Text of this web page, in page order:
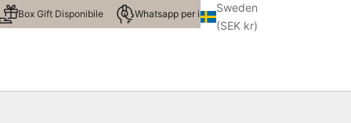
Sweden
(SEK kr)
Box Gift Disponibile Whatsapp per info taglie